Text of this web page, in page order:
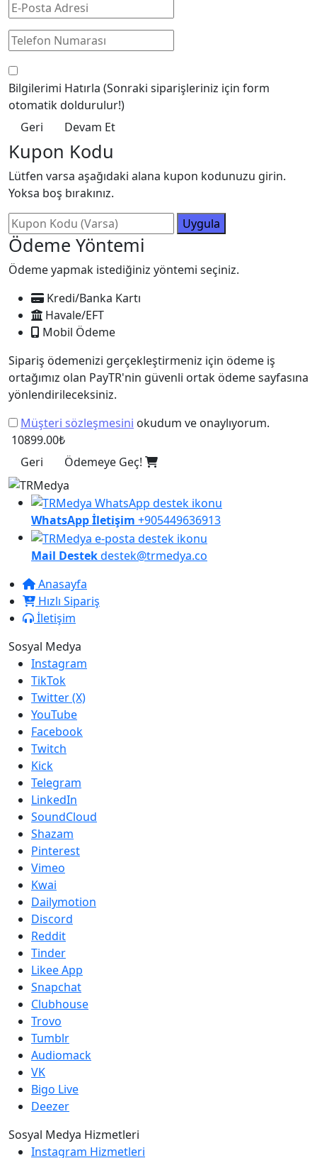
Bilgilerimi Hatırla (Sonraki siparişleriniz için form
otomatik doldurulur!)
Geri
Devam Et
Kupon Kodu
Lütfen varsa aşağıdaki alana kupon kodunuzu girin.
Yoksa boş bırakınız.
Uygula
Ödeme Yöntemi
Ödeme yapmak istediğiniz yöntemi seçiniz.
Kredi/Banka Kartı
Havale/EFT
Mobil Ödeme
Sipariş ödemenizi gerçekleştirmeniz için ödeme iş
ortağımız olan PayTR'nin güvenli ortak ödeme sayfasına
yönlendirileceksiniz.
Müşteri sözleşmesini okudum ve onaylıyorum.
10899.00₺
Geri
Ödemeye Geç!
WhatsApp İletişim +905449636913
Mail Destekdestek@trmedya.co
Anasayfa
Hızlı Sipariş
İletişim
Sosyal Medya
Instagram
TikTok
Twitter (X)
YouTube
Facebook
Twitch
Kick
Telegram
LinkedIn
SoundCloud
Shazam
Pinterest
Vimeo
Kwai
Dailymotion
Discord
Reddit
Tinder
Likee App
Snapchat
Clubhouse
Trovo
Tumblr
Audiomack
VK
Bigo Live
Deezer
Sosyal Medya Hizmetleri
Instagram Hizmetleri